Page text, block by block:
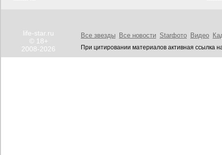
life-star.ru
© 18+
2008-2026
Все звезды Все новости Starфото Видео
При цитировании материалов активная ссылка